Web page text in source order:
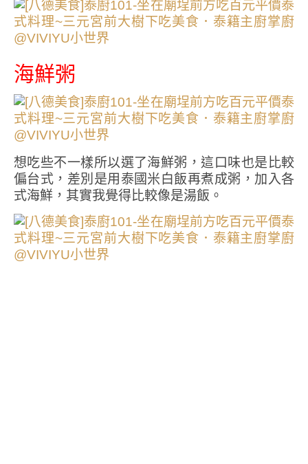
海鮮粥
想吃些不一樣所以選了海鮮粥，這口味也是比較
偏台式，差別是用泰國米白飯再煮成粥，加入各
式海鮮，其實我覺得比較像是湯飯。